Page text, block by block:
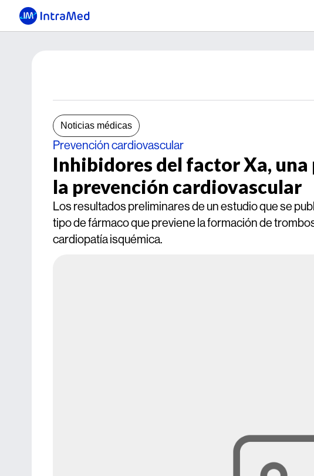
Noticias médicas
Prevención cardiovascular
Inhibidores del factor Xa,
la prevención cardiovascular
Los resultados preliminares de un estudio que se
tipo de fármaco que previene la formación de
cardiopatía isquémica.